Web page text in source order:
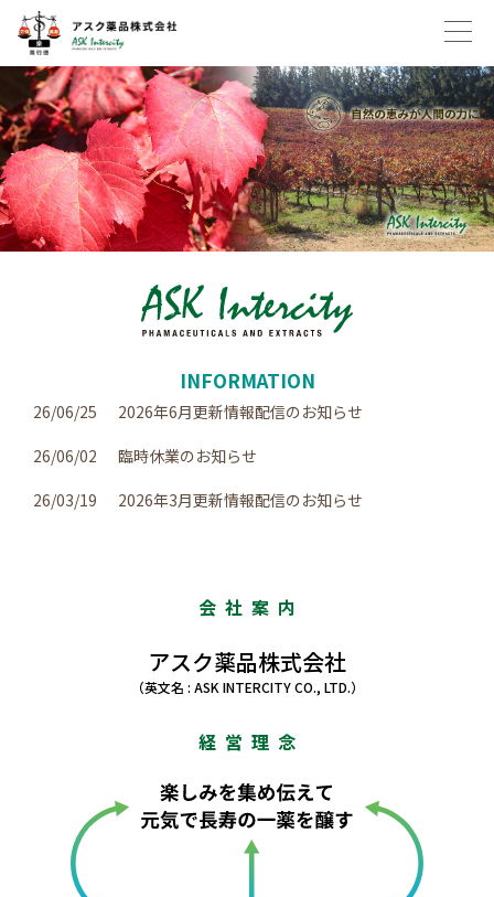
INFORMATION
26/06/25
2026年6月更新情報配信のお知らせ
26/06/02
臨時休業のお知らせ
26/03/19
2026年3月更新情報配信のお知らせ
会社案内
アスク薬品株式会社
（英文名 : ASK INTERCITY CO., LTD.）
経営理念